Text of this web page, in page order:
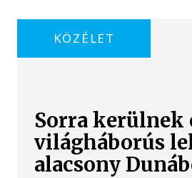
KÖZÉLET
Sorra kerülnek
világháborús
alacsony